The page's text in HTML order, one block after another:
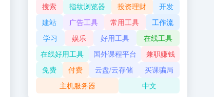
搜索
指纹浏览器 投资理财
开发
建站
广告工具 常用工具
工作流
学习
娱乐 好用工具
在线工具
在线好用工具
国外课程平台
兼职赚钱
免费
付费 云盘/云存储
买课骗局
主机服务器
中文